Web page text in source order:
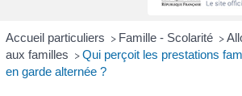
Accueil particuliers > Famille - Scolarité >
aux familles > Qui perçoit les prestations
en garde alternée ?